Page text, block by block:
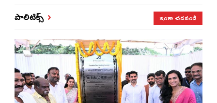
పాలిటిక్స్ ఇంకా చదవండి